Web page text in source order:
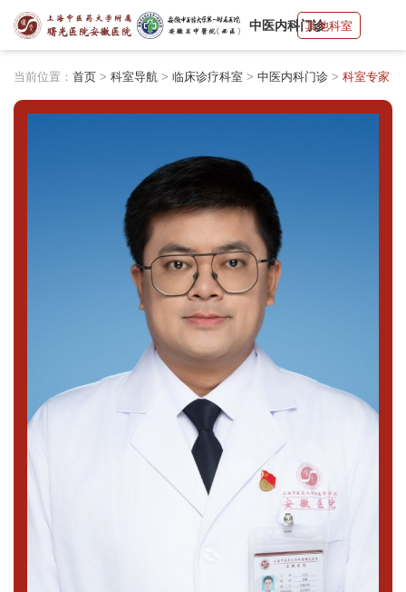
中医内科门诊其他科室
当前位置： 首页 > 科室导航 > 临床诊疗科室 > 中医内科门诊 > 科室专家